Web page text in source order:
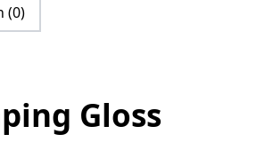
(0)
Gloss